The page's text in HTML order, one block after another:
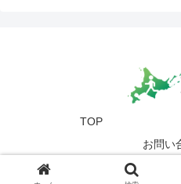
TOP
お問い
© 2017-2025